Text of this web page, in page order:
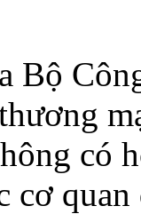
Bộ
có
quan